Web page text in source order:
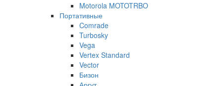
Motorola MOTOTRBO
Портативные
Comrade
Turbosky
Vega
Vertex Standard
Vector
Бизон